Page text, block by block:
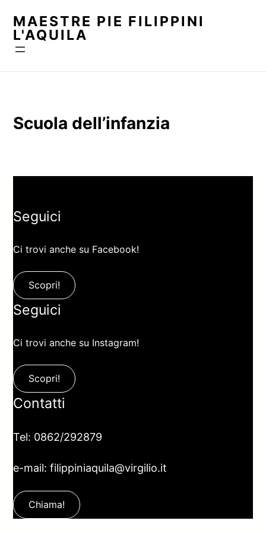
contenuto
MAESTRE PIE FILIPPINI
L'AQUILA
Scuola dell’infanzia
Seguici
Ci trovi anche su Facebook!
Scopri!
Seguici
Ci trovi anche su Instagram!
Scopri!
Contatti
Tel: 0862/292879
e-mail: filippiniaquila@virgilio.it
Chiama!